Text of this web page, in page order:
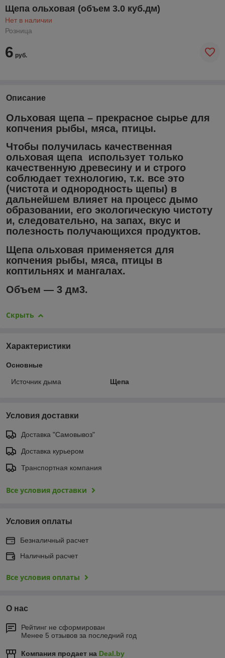
Щепа ольховая (объем 3.0 куб.дм)
Нет в наличии
Розница
6 руб.
Описание
Ольховая щепа – прекрасное сырье для
копчения рыбы, мяса, птицы.
Чтобы получилась качественная
ольховая щепа использует только
качественную древесину и и строго
соблюдает технологию, т.к. все это
(чистота и однородность щепы) в
дальнейшем влияет на процесс дымо
образовании, его экологическую чистоту
и, следовательно, на запах, вкус и
полезность получающихся продуктов.
Щепа ольховая применяется для
копчения рыбы, мяса, птицы в
коптильнях и мангалах.
Объем ― 3 дм3.
Скрыть
Характеристики
Основные
Источник дыма Щепа
Условия доставки
Доставка "Самовывоз"
Доставка курьером
Транспортная компания
Все условия доставки
Условия оплаты
Безналичный расчет
Наличный расчет
Все условия оплаты
О нас
Рейтинг не сформирован
Менее 5 отзывов за последний год
Компания продает на Deal.by